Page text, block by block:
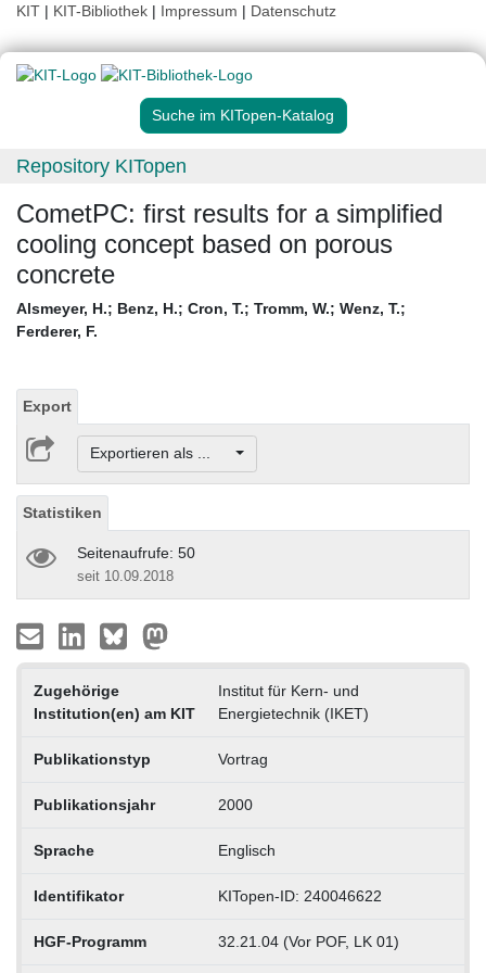
KIT | KIT-Bibliothek | Impressum | Datenschutz
Suche im KITopen-Katalog
Repository KITopen
CometPC: first results for a simplified
cooling concept based on porous
concrete
Alsmeyer, H.; Benz, H.; Cron, T.; Tromm, W.; Wenz, T.;
Ferderer, F.
Export
Exportieren als ...
Statistiken
Seitenaufrufe: 50
seit 10.09.2018
Zugehörige
Institution(en) am KIT
Institut für Kern- und
Energietechnik (IKET)
Publikationstyp Vortrag
Publikationsjahr 2000
Sprache Englisch
Identifikator KITopen-ID: 240046622
HGF-Programm 32.21.04 (Vor POF, LK 01)